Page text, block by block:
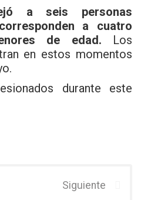
a seis personas
a cuatro
de edad. Los
en estos momentos
durante este
Siguiente